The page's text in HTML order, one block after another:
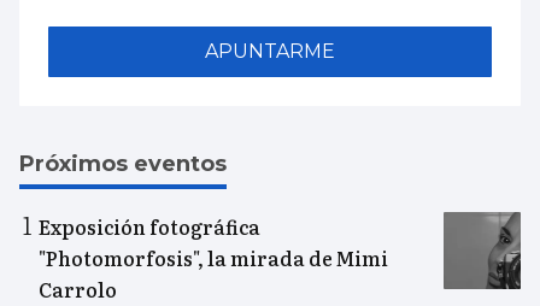
APUNTARME
Próximos eventos
Exposición fotográfica
"Photomorfosis", la mirada de Mimi
Carrolo